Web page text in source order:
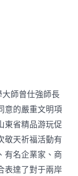
大師曾仕強師長
意的嚴重文明項
東省精品游玩促
敬天祈福活動有
有名企業家、商
表達了對于兩岸